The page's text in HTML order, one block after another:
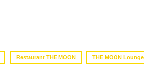
Restaurant THE MOON THE MOON Lounge